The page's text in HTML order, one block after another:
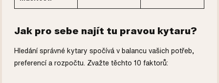
Jak pro sebe najít tu pravou kytaru?
Hledání správné kytary spočívá v balancu vašich potřeb,
preferencí a rozpočtu. Zvažte těchto 10 faktorů: